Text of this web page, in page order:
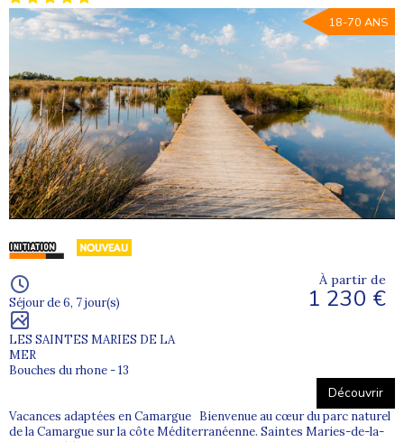
18-70 ANS
Séjour de 6, 7 jour(s)
LES SAINTES MARIES DE LA
MER
Bouches du rhone - 13
À partir de
1 230 €
Découvrir
Vacances adaptées en Camargue Bienvenue au cœur du parc naturel
de la Camargue sur la côte Méditerranéenne. Saintes Maries-de-la-